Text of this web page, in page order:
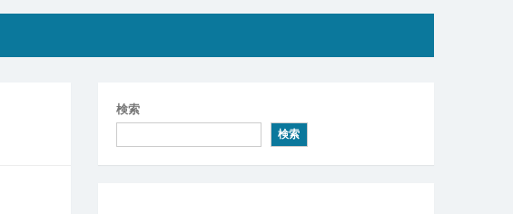
検索
検索